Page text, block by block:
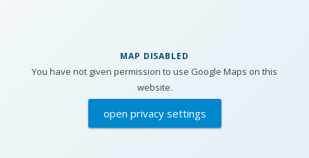
MAP DISABLED
You have not given permission to use Google Maps on this
website.
open privacy settings